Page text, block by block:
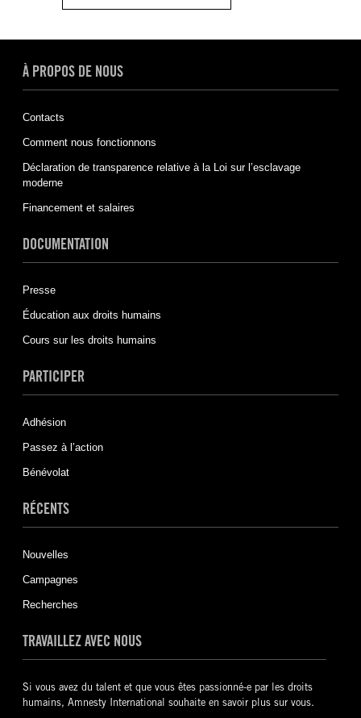
À PROPOS DE NOUS
Contacts
Comment nous fonctionnons
Déclaration de transparence relative à la Loi sur l’esclavage
moderne
Financement et salaires
DOCUMENTATION
Presse
Éducation aux droits humains
Cours sur les droits humains
PARTICIPER
Adhésion
Passez à l’action
Bénévolat
RÉCENTS
Nouvelles
Campagnes
Recherches
TRAVAILLEZ AVEC NOUS
Si vous avez du talent et que vous êtes passionné-e par les droits
humains, Amnesty International souhaite en savoir plus sur vous.